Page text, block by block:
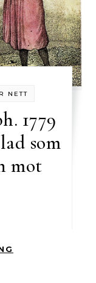
NETT
1779
som
mot